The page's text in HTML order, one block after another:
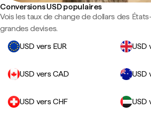
Conversions USD populaires
Vois les taux de change de dollars des
grandes devises.
USD vers EUR
USD
USD vers CAD USD
USD vers CHF USD